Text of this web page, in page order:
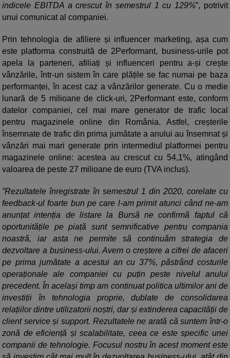
indicele EBITDA a crescut în semestrul 1 cu 129%”, potrivit
unui comunicat al companiei.
Prin tehnologia de afiliere și influencer marketing, așa cum
este platforma construită de 2Performant, business-urile pot
apela la parteneri, afiliați și influenceri pentru a-și crește
vânzările, într-un sistem în care plățile se fac numai pe baza
performanței, în acest caz a vânzărilor generate. Cu o medie
lunară de 5 milioane de click-uri, 2Performant este, conform
datelor companiei, cel mai mare generator de trafic local
pentru magazinele online din România. Astfel, creșterile
însemnate de trafic din prima jumătate a anului au însemnat și
vânzări mai mari generate prin intermediul platformei pentru
magazinele online: acestea au crescut cu 54,1%, atingând
valoarea de peste 27 milioane de euro (TVA inclus).
”Rezultatele înregistrate în semestrul 1 din 2020, corelate cu
feedback-ul foarte bun pe care l-am primit atunci când ne-am
anunțat intenția de listare la Bursă ne confirmă faptul că
oportunitățile pe piață sunt semnificative pentru compania
noastră, iar asta ne permite să continuăm strategia de
dezvoltare a business-ului. Avem o creștere a cifrei de afaceri
pe prima jumătate a acestui an cu 37%, păstrând costurile
operaționale ale companiei cu puțin peste nivelul anului
precedent. În același timp am continuat politica ultimilor ani de
investiții în tehnologia proprie, dublate de consolidarea
relațiilor dintre utilizatorii noștri, dar și extinderea capacității de
client service și support. Rezultatele ne arată că suntem într-o
zonă de eficiență și scalabilitate, ceea ce este specific unei
companii de tehnologie. Focusul nostru în acest moment este